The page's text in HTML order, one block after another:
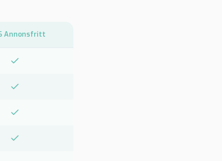
Annonsfritt